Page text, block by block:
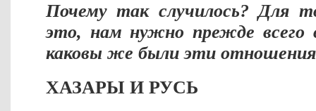
Почему так случилось? Для
это, нам нужно прежде всего
каковы же были эти
ХАЗАРЫ И РУСЬ